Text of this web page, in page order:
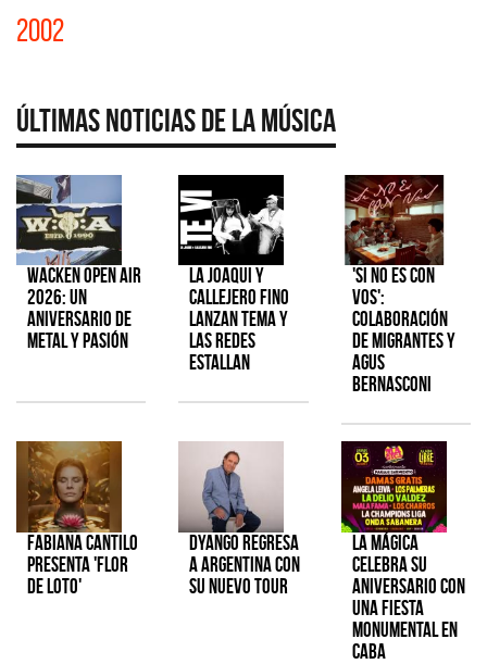
2002
Últimas Noticias de la Música
Wacken Open Air
2026: Un
aniversario de
metal y pasión
La Joaqui y
Callejero Fino
lanzan tema y
las redes
estallan
'Si No Es Con
Vos':
colaboración
de Migrantes y
Agus
Bernasconi
Fabiana Cantilo
presenta 'Flor
de Loto'
Dyango regresa
a Argentina con
su nuevo tour
La Mágica
celebra su
aniversario con
una fiesta
monumental en
CABA